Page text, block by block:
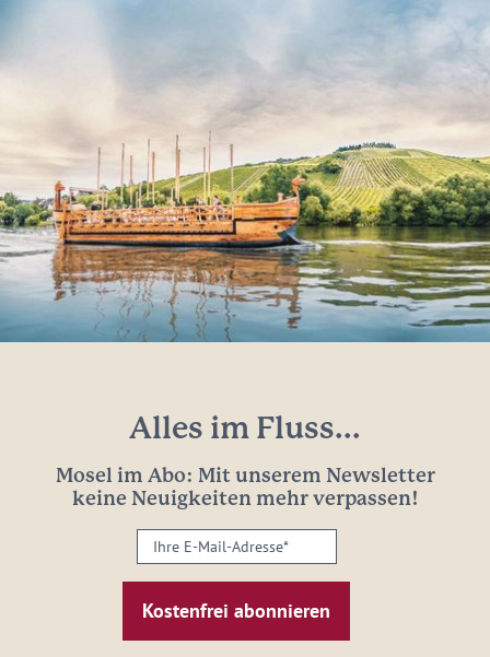
Alles im Fluss...
Mosel im Abo: Mit unserem Newsletter
keine Neuigkeiten mehr verpassen!
Ihre
E-
Mail-
Adresse: